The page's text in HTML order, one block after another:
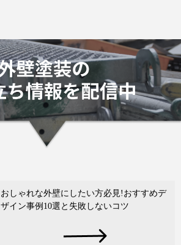
おしゃれな外壁にしたい方必見!おすすめデ
ザイン事例10選と失敗しないコツ